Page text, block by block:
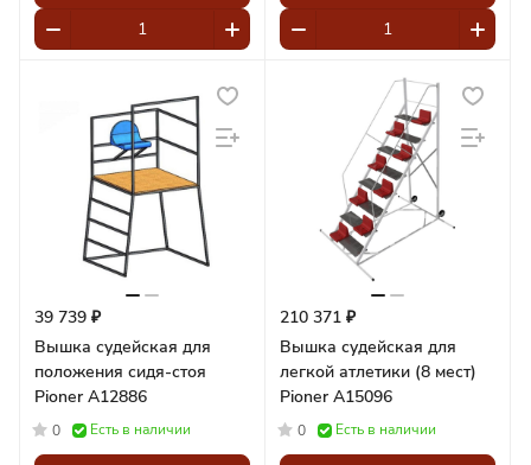
39 739 ₽
Вышка судейская для
положения сидя-стоя
Pioner A12886
0 Есть в наличии
210 371 ₽
Вышка судейская для
легкой атлетики (8 мест)
Pioner A15096
0 Есть в наличии